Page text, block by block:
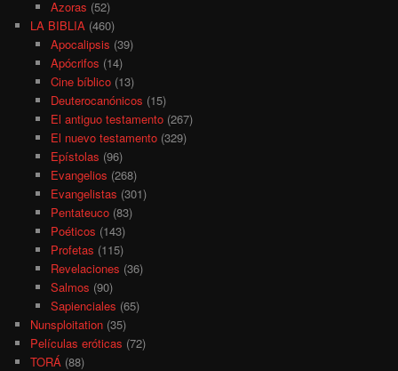
Azoras (52)
LA BIBLIA (460)
Apocalipsis (39)
Apócrifos (14)
Cine bíblico(13)
Deuterocanónicos (15)
El antiguo testamento(267)
El nuevo testamento(329)
Epístolas (96)
Evangelios (268)
Evangelistas (301)
Pentateuco(83)
Poéticos (143)
Profetas (115)
Revelaciones (36)
Salmos (90)
Sapienciales (65)
Nunsploitation (35)
Películas eróticas (72)
TORÁ (88)